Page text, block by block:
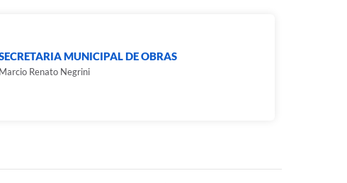
MUNICIPAL DE OBRAS
Marcio Renato Negrini